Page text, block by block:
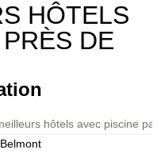
HÔTELS
DE
hôtels avec piscine
Belmont